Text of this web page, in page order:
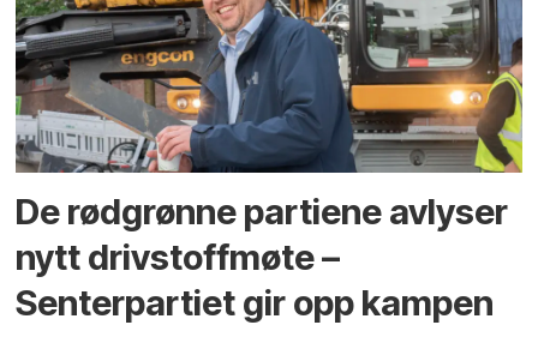
De rødgrønne partiene avlyser
nytt drivstoffmøte –
Senterpartiet gir opp kampen